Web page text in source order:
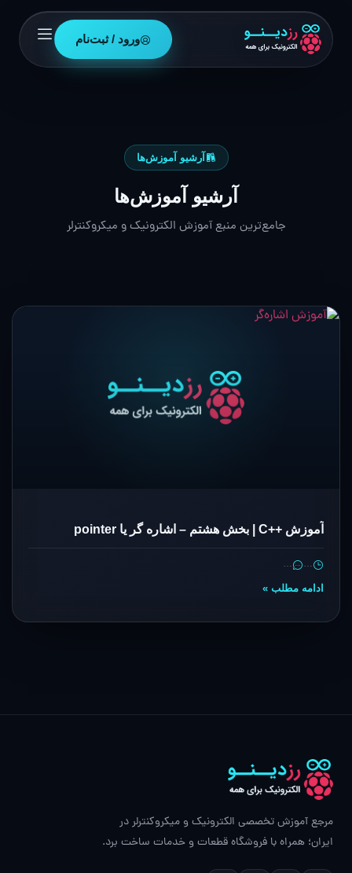
ورود / ثبت‌نام
آرشیو آموزش‌ها
آرشیو آموزش‌ها
جامع‌ترین منبع آموزش الکترونیک و میکروکنترلر
آموزش ++C | بخش هشتم – اشاره گر یا pointer
…
…
ادامه مطلب »
مرجع آموزش تخصصی الکترونیک و میکروکنترلر در
ایران؛ همراه با فروشگاه قطعات و خدمات ساخت برد.